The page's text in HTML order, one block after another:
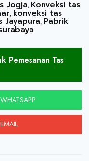
Jogja, Konveksi tas
, konveksi tas
Jayapura, Pabrik
Pemesanan Tas
WHATSAPP
EMAIL